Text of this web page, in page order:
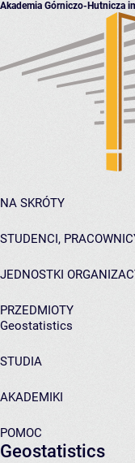
Akademia Górniczo-Hutnicza
NA SKRÓTY
STUDENCI,
JEDNOSTKI
PRZEDMIOTY
Geostatistics
STUDIA
AKADEMIKI
POMOC
Geostatistics